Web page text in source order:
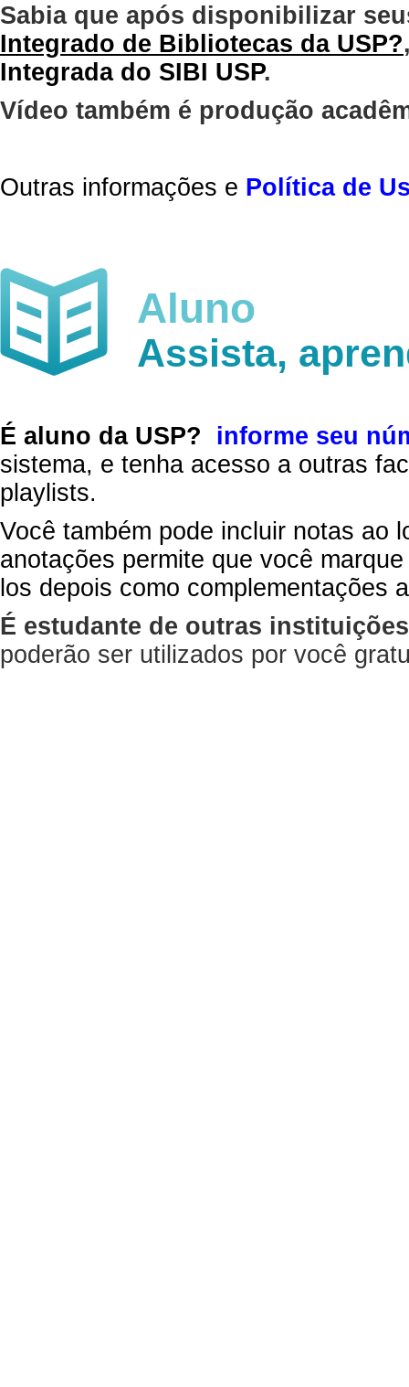
Sabia que após disponibilizar
Integrado de Bibliotecas da USP?
Integrada do SIBI USP.
Vídeo também é produção
Outras informações e Política de
Aluno
Assista,
É aluno da USP?
informe seu
sistema, e tenha acesso a outras
playlists.
Você também pode incluir notas ao
anotações permite que você
los depois como complementações
É estudante de outras
poderão ser utilizados por você